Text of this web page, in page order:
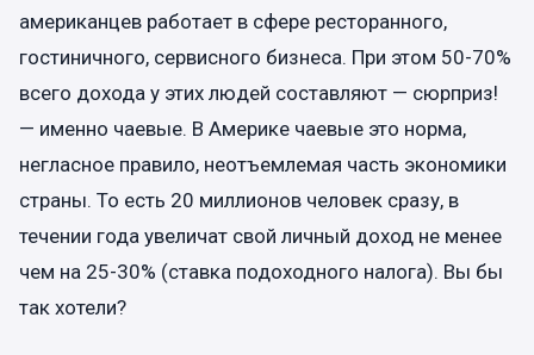
американцев работает в сфере ресторанного,
гостиничного, сервисного бизнеса. При этом 50-70%
всего дохода у этих людей составляют — сюрприз!
— именно чаевые. В Америке чаевые это норма,
негласное правило, неотъемлемая часть экономики
страны. То есть 20 миллионов человек сразу, в
течении года увеличат свой личный доход не менее
чем на 25-30% (ставка подоходного налога). Вы бы
так хотели?